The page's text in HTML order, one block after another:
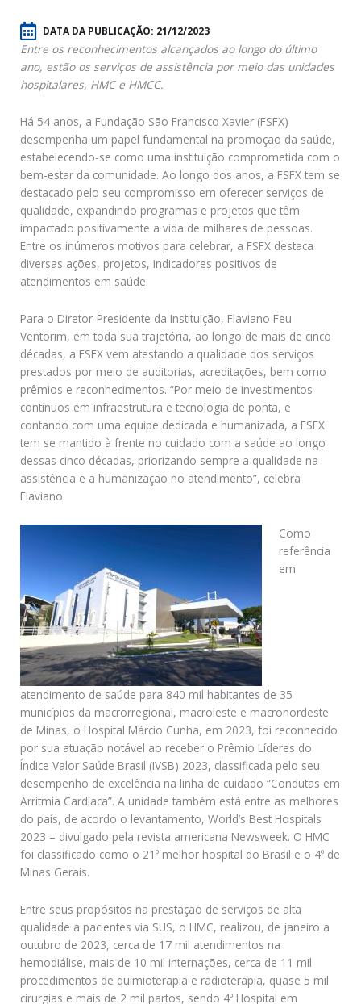
DATA DA PUBLICAÇÃO: 21/12/2023
Entre os reconhecimentos alcançados ao longo do último
ano, estão os serviços de assistência por meio das unidades
hospitalares, HMC e HMCC.
Há 54 anos, a Fundação São Francisco Xavier (FSFX)
desempenha um papel fundamental na promoção da saúde,
estabelecendo-se como uma instituição comprometida com o
bem-estar da comunidade. Ao longo dos anos, a FSFX tem se
destacado pelo seu compromisso em oferecer serviços de
qualidade, expandindo programas e projetos que têm
impactado positivamente a vida de milhares de pessoas.
Entre os inúmeros motivos para celebrar, a FSFX destaca
diversas ações, projetos, indicadores positivos de
atendimentos em saúde.
Para o Diretor-Presidente da Instituição, Flaviano Feu
Ventorim, em toda sua trajetória, ao longo de mais de cinco
décadas, a FSFX vem atestando a qualidade dos serviços
prestados por meio de auditorias, acreditações, bem como
prêmios e reconhecimentos. “Por meio de investimentos
contínuos em infraestrutura e tecnologia de ponta, e
contando com uma equipe dedicada e humanizada, a FSFX
tem se mantido à frente no cuidado com a saúde ao longo
dessas cinco décadas, priorizando sempre a qualidade na
assistência e a humanização no atendimento”, celebra
Flaviano.
Como
referência
em
atendimento de saúde para 840 mil habitantes de 35
municípios da macrorregional, macroleste e macronordeste
de Minas, o Hospital Márcio Cunha, em 2023, foi reconhecido
por sua atuação notável ao receber o Prêmio Líderes do
Índice Valor Saúde Brasil (IVSB) 2023, classificada pelo seu
desempenho de excelência na linha de cuidado “Condutas em
Arritmia Cardíaca”. A unidade também está entre as melhores
do país, de acordo o levantamento, World’s Best Hospitals
2023 – divulgado pela revista americana Newsweek. O HMC
foi classificado como o 21º melhor hospital do Brasil e o 4º de
Minas Gerais.
Entre seus propósitos na prestação de serviços de alta
qualidade a pacientes via SUS, o HMC, realizou, de janeiro a
outubro de 2023, cerca de 17 mil atendimentos na
hemodiálise, mais de 10 mil internações, cerca de 11 mil
procedimentos de quimioterapia e radioterapia, quase 5 mil
cirurgias e mais de 2 mil partos, sendo 4º Hospital em